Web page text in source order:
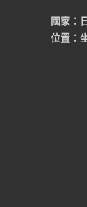
國家：
位置：